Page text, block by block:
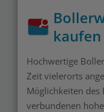
kaufen
Hochwertige
Zeit vielerorts
Möglichkeiten des
verbundenen